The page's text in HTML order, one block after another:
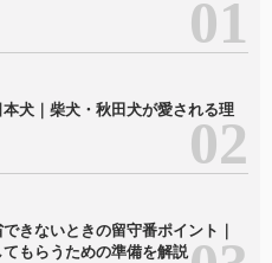
犬｜柴犬・秋田犬が愛される理
きないときの留守番ポイント｜
もらうための準備を解説